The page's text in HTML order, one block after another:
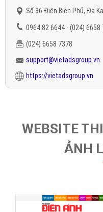
Số 36 Điện Biên Phủ, Đa
0964 82 6644 - (024) 6658
(024) 6658 7378
support@vietadsgroup.vn
https://vietadsgroup.vn
WEBSITE
ẢNH